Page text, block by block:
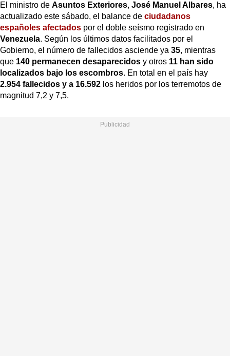
El ministro de Asuntos Exteriores, José Manuel Albares, ha
actualizado este sábado, el balance de ciudadanos
españoles afectados por el doble seísmo registrado en
Venezuela. Según los últimos datos facilitados por el
Gobierno, el número de fallecidos asciende ya 35, mientras
que 140 permanecen desaparecidos y otros 11 han sido
localizados bajo los escombros. En total en el país hay
2.954 fallecidos y a 16.592 los heridos por los terremotos de
magnitud 7,2 y 7,5.